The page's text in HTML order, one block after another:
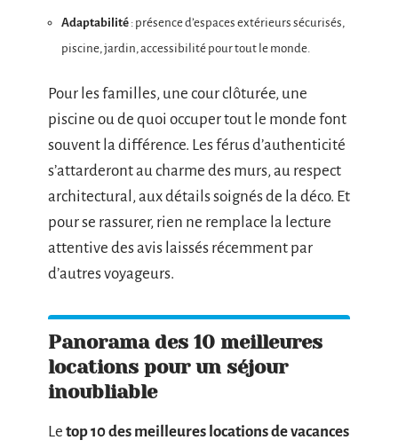
Adaptabilité : présence d’espaces extérieurs sécurisés,
piscine, jardin, accessibilité pour tout le monde.
Pour les familles, une cour clôturée, une
piscine ou de quoi occuper tout le monde font
souvent la différence. Les férus d’authenticité
s’attarderont au charme des murs, au respect
architectural, aux détails soignés de la déco. Et
pour se rassurer, rien ne remplace la lecture
attentive des avis laissés récemment par
d’autres voyageurs.
Panorama des 10 meilleures
locations pour un séjour
inoubliable
Le top 10 des meilleures locations de vacances